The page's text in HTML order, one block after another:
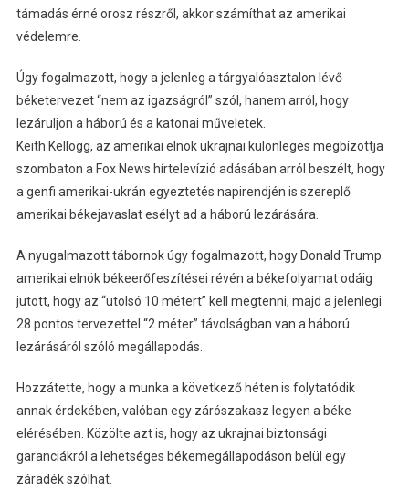
támadás érné orosz részről, akkor számíthat az amerikai
védelemre.
Úgy fogalmazott, hogy a jelenleg a tárgyalóasztalon lévő
béketervezet “nem az igazságról” szól, hanem arról, hogy
lezáruljon a háború és a katonai műveletek.
Keith Kellogg, az amerikai elnök ukrajnai különleges megbízottja
szombaton a Fox News hírtelevízió adásában arról beszélt, hogy
a genfi amerikai-ukrán egyeztetés napirendjén is szereplő
amerikai békejavaslat esélyt ad a háború lezárására.
A nyugalmazott tábornok úgy fogalmazott, hogy Donald Trump
amerikai elnök békeerőfeszítései révén a békefolyamat odáig
jutott, hogy az “utolsó 10 métert” kell megtenni, majd a jelenlegi
28 pontos tervezettel “2 méter” távolságban van a háború
lezárásáról szóló megállapodás.
Hozzátette, hogy a munka a következő héten is folytatódik
annak érdekében, valóban egy zárószakasz legyen a béke
elérésében. Közölte azt is, hogy az ukrajnai biztonsági
garanciákról a lehetséges békemegállapodáson belül egy
záradék szólhat.